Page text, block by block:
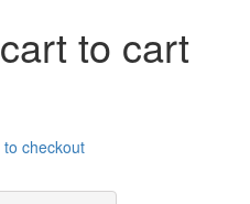
to cart
to checkout